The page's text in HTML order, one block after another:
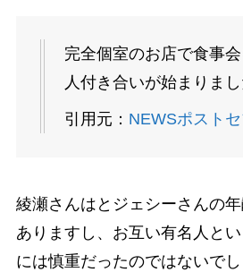
完全個室のお店で食事
人付き合いが始まりまし
引用元： NEWSポスト
綾瀬さんはとジェシーさんの
ありますし、お互い有名人と
には慎重だったのではないでし